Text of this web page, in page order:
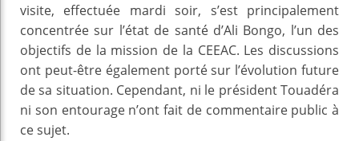
visite, effectuée mardi soir, s’est principalement
concentrée sur l’état de santé d’Ali Bongo, l’un des
objectifs de la mission de la CEEAC. Les discussions
ont peut-être également porté sur l’évolution future
de sa situation. Cependant, ni le président Touadéra
ni son entourage n’ont fait de commentaire public à
ce sujet.